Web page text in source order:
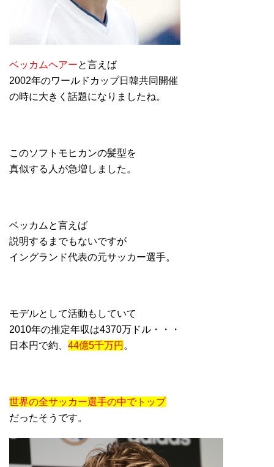
ベッカムヘアーと言えば
2002年のワールドカップ日韓共同開催
の時に大きく話題になりましたね。
このソフトモヒカンの髪型を
真似する人が急増しました。
ベッカムと言えば
説明するまでもないですが
イングランド代表の元サッカー選手。
モデルとして活動もしていて
2010年の推定年収は4370万ドル・・・
日本円で約、 44億5千万円 。
世界の全サッカー選手の中でトップ
だったそうです。